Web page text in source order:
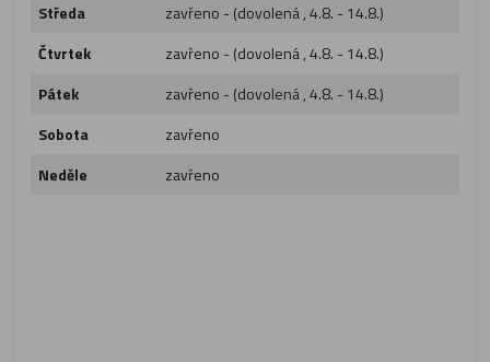
Středa
zavřeno - (dovolená , 4.8. - 14.8.)
Čtvrtek
zavřeno - (dovolená , 4.8. - 14.8.)
Pátek
zavřeno - (dovolená , 4.8. - 14.8.)
Sobota
zavřeno
Neděle
zavřeno